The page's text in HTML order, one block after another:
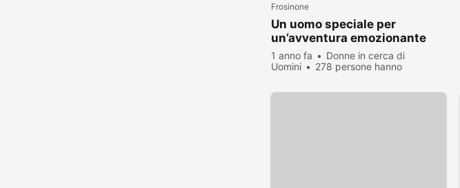
Frosinone
Un uomo speciale per
un’avventura emozionante
1 anno fa
Donne in cerca di
Uomini
278 persone hanno